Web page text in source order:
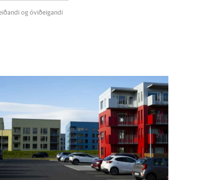
og óviðeigandi